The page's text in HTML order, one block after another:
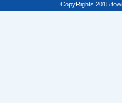
CopyRights 2015